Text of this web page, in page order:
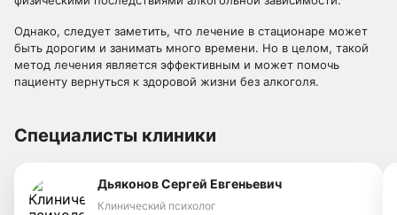
Однако, следует заметить, что лечение в стационаре может
быть дорогим и занимать много времени. Но в целом, такой
метод лечения является эффективным и может помочь
пациенту вернуться к здоровой жизни без алкоголя.
Специалисты клиники
Дьяконов Сергей Евгеньевич
Клинический психолог